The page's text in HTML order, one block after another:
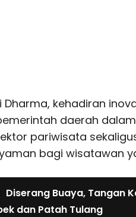
Dharma, kehadiran
daerah
pariwisata
bagi wisatawan
Diserang Buaya, Tangan
dan Patah Tulang